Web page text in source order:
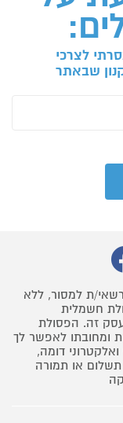
לצרכי
שבאתר
ת למסור, ללא
חשמלית
זה. הפסולת
ומחובתו לאפשר לך
דומה,
או תמורה